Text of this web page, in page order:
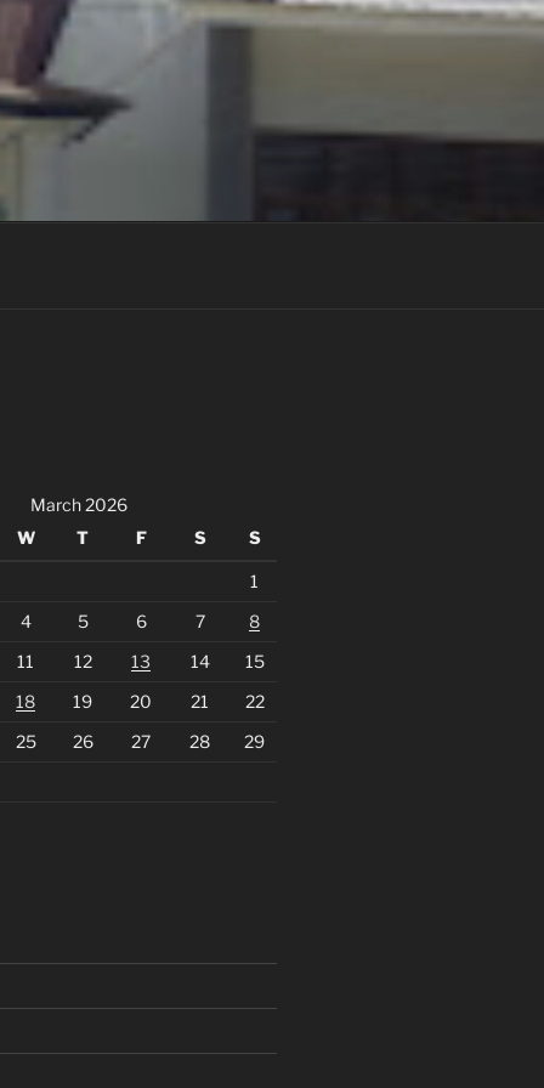
March 2026
W T F S S
1
4 5 6 7
8
11 12 13 14
15
18 19 20 21
22
25 26 27 28
29